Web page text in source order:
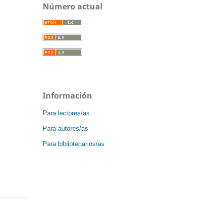
Número actual
Información
Para lectores/as
Para autores/as
Para bibliotecarios/as